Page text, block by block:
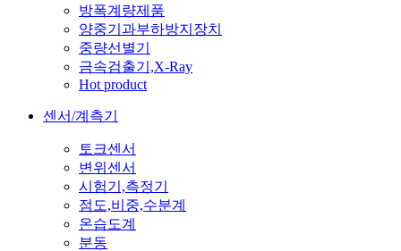
방폭계량제품
양중기과부하방지장치
중량선별기
금속검출기,X-Ray
Hot product
센서/계측기
토크센서
변위센서
시험기,측정기
점도,비중,수분계
온습도계
분동